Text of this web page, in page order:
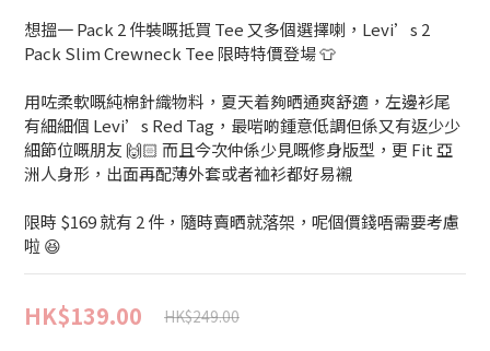
想搵一 Pack 2 件裝嘅抵買 Tee 又多個選擇喇，Levi’s 2
Pack Slim Crewneck Tee 限時特價登場 👕
用咗柔軟嘅純棉針織物料，夏天着夠晒通爽舒適，左邊衫尾
有細細個 Levi’s Red Tag，最啱啲鍾意低調但係又有返少少
細節位嘅朋友 🙌🏻 而且今次仲係少見嘅修身版型，更 Fit 亞
洲人身形，出面再配薄外套或者裇衫都好易襯
限時 $169 就有 2 件，隨時賣晒就落架，呢個價錢唔需要考慮
啦 😆
HK$139.00 HK$249.00